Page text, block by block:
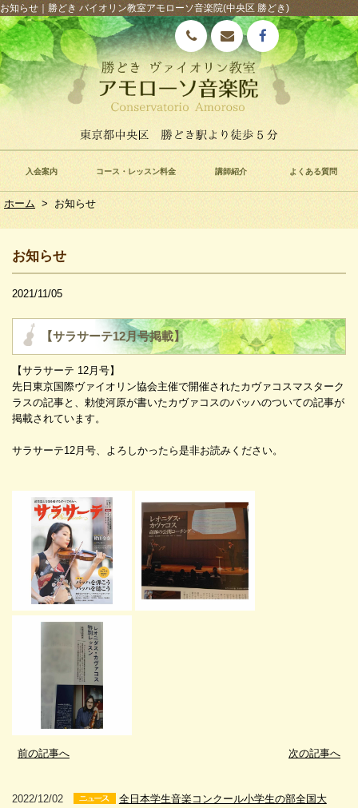
お知らせ｜勝どき バイオリン教室アモローソ音楽院(中央区 勝どき)
入会案内 コース・レッスン料金 講師紹介 よくある質問
ホーム > お知らせ
お知らせ
2021/11/05
【サラサーテ12月号掲載】
【サラサーテ 12月号】
先日東京国際ヴァイオリン協会主催で開催されたカヴァコスマスターク
ラスの記事と、勅使河原が書いたカヴァコスのバッハのついての記事が
掲載されています。
サラサーテ12月号、よろしかったら是非お読みください。
前の記事へ 次の記事へ
2022/12/02
全日本学生音楽コンクール小学生の部全国大